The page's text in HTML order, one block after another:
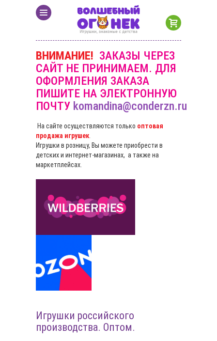
ВНИМАНИЕ! ЗАКАЗЫ ЧЕРЕЗ
САЙТ НЕ ПРИНИМАЕМ. ДЛЯ
ОФОРМЛЕНИЯ ЗАКАЗА
ПИШИТЕ НА ЭЛЕКТРОННУЮ
ПОЧТУ komandina@conderzn.ru
На сайте осуществляются только оптовая
продажа игрушек
Игрушки в розницу, Вы можете приобрести в
детских и интернет-магазинах, а также на
маркетплейсах.
Игрушки российского
производства. Оптом.